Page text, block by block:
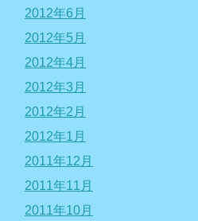
2012年6月
2012年5月
2012年4月
2012年3月
2012年2月
2012年1月
2011年12月
2011年11月
2011年10月